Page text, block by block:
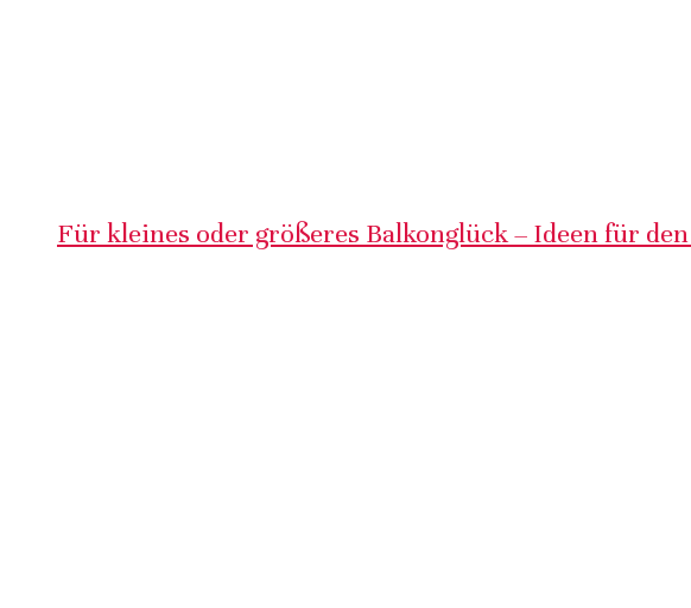
Für kleines oder größeres Balkonglück – Ideen für